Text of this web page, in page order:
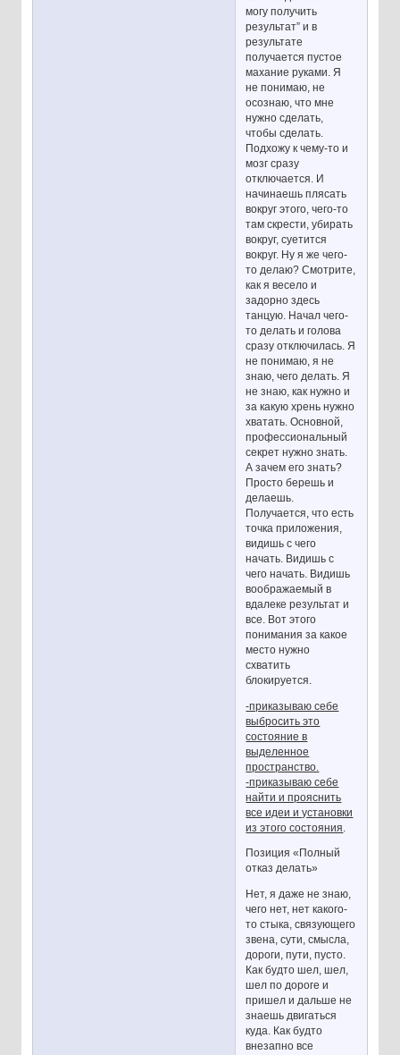
могу получить
результат” и в
результате
получается пустое
махание руками. Я
не понимаю, не
осознаю, что мне
нужно сделать,
чтобы сделать.
Подхожу к чему-то и
мозг сразу
отключается. И
начинаешь плясать
вокруг этого, чего-то
там скрести, убирать
вокруг, суетится
вокруг. Ну я же чего-
то делаю? Смотрите,
как я весело и
задорно здесь
танцую. Начал чего-
то делать и голова
сразу отключилась. Я
не понимаю, я не
знаю, чего делать. Я
не знаю, как нужно и
за какую хрень нужно
хватать. Основной,
профессиональный
секрет нужно знать.
А зачем его знать?
Просто берешь и
делаешь.
Получается, что есть
точка приложения,
видишь с чего
начать. Видишь с
чего начать. Видишь
воображаемый в
вдалеке результат и
все. Вот этого
понимания за какое
место нужно
схватить
блокируется.
-приказываю себе
выбросить это
состояние в
выделенное
пространство.
-приказываю себе
найти и прояснить
все идеи и установки
из этого состояния
Позиция «Полный
отказ делать»
Нет, я даже не знаю,
чего нет, нет какого-
то стыка, связующего
звена, сути, смысла,
дороги, пути, пусто.
Как будто шел, шел,
шел по дороге и
пришел и дальше не
знаешь двигаться
куда. Как будто
внезапно все